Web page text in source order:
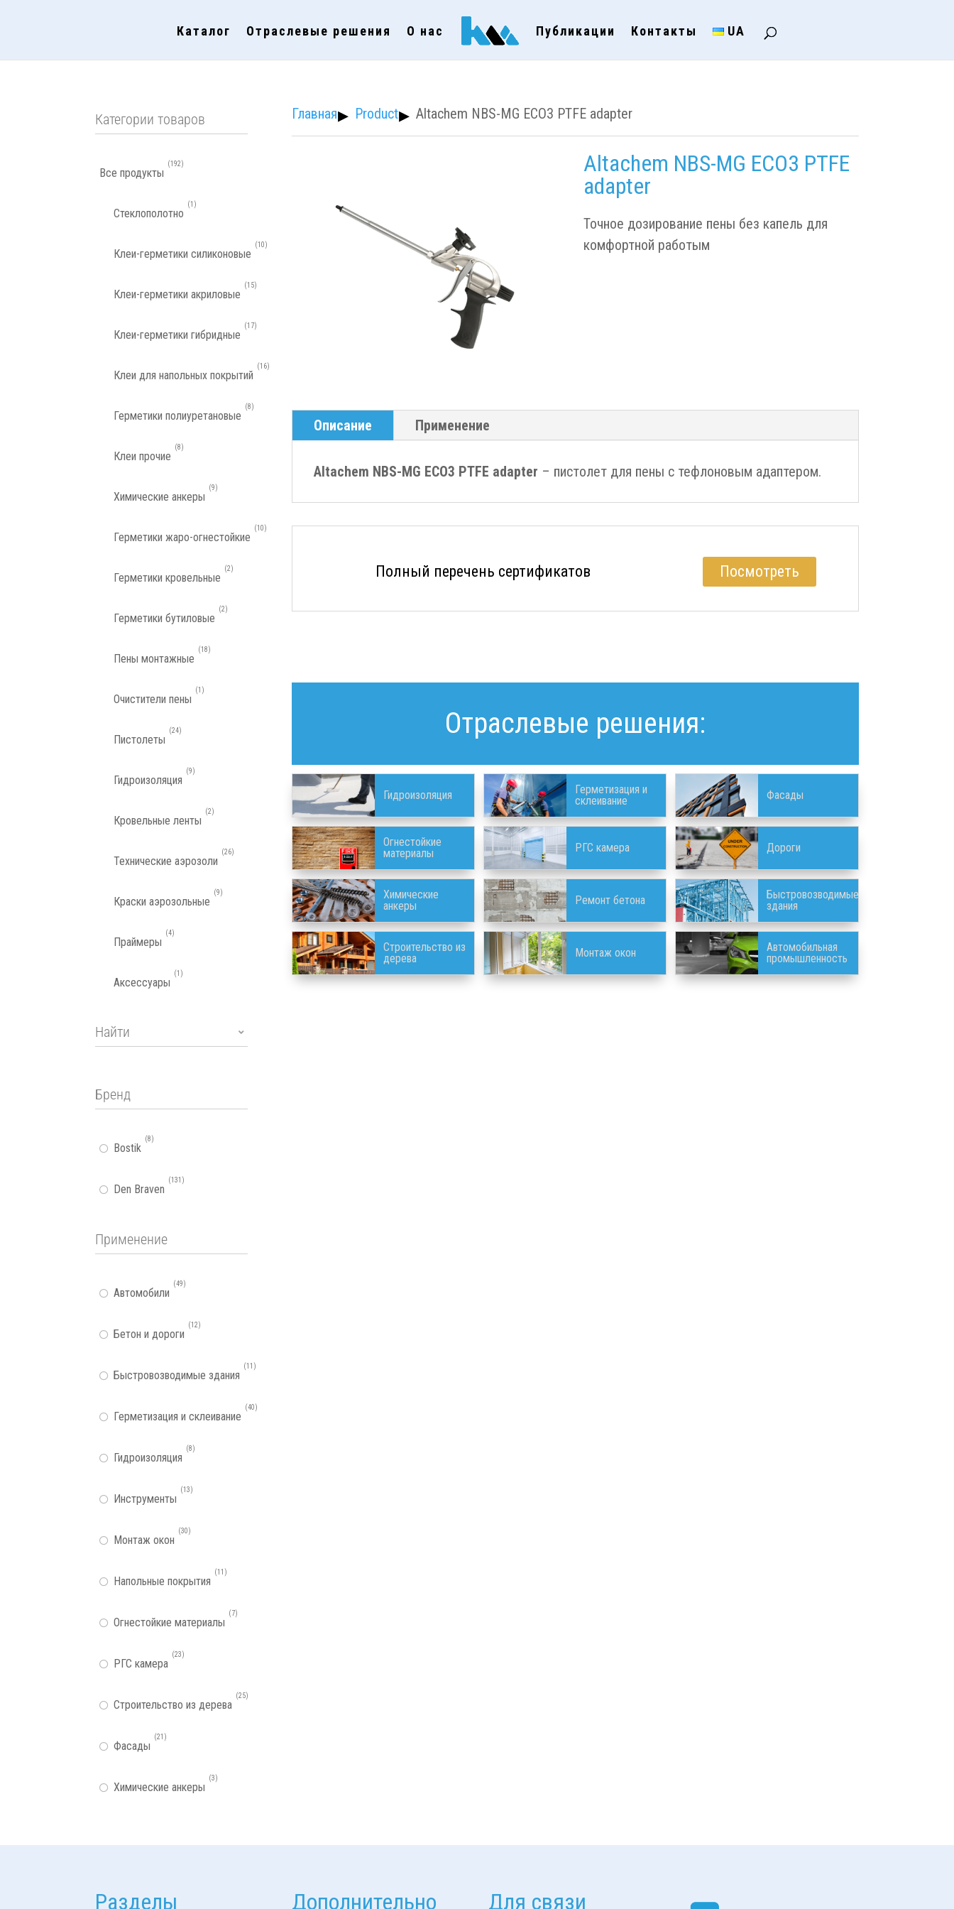
Каталог Отраслевые решения О нас Публикации Контакты UA
Product Altachem NBS-MG ECO3 PTFE adapter
Altachem NBS-MG ECO3 PTFE
adapter
Точное дозирование пены без капель для
комфортной работым
Описание Применение
Altachem NBS-MG ECO3 PTFE adapter – пистолет для пены с тефлоновым адаптером.
Полный перечень сертификатов Посмотреть
Отраслевые решения:
Гидроизоляция
Герметизация и
склеивание
Фасады
Огнестойкие
материалы
РГС камера Дороги
Химические
анкеры
Ремонт бетона
Быстровозводимые
здания
Строительство из
дерева
Монтаж окон
Автомобильная
промышленность
Все продукты
192
Стеклополотно
1
Клеи-герметики силиконовые
10
Клеи-герметики акриловые
15
Клеи-герметики гибридные
17
Клеи для напольных покрытий
16
Герметики полиуретановые
8
Клеи прочие
8
Химические анкеры
9
Герметики жаро-огнестойкие
10
Герметики кровельные
2
Герметики бутиловые
2
Пены монтажные
18
Очистители пены
1
Пистолеты
24
Гидроизоляция
9
Кровельные ленты
2
Технические аэрозоли
26
Краски аэрозольные
9
Праймеры
4
Аксессуары
1
Bostik
8
Den Braven
131
Автомобили
49
Бетон и дороги
12
Быстровозводимые здания
11
Герметизация и склеивание
40
Гидроизоляция
8
Инструменты
13
Монтаж окон
30
Напольные покрытия
11
Огнестойкие материалы
7
РГС камера
23
Строительство из дерева
25
Фасады
21
Химические анкеры
3
Разделы Дополнительно Для связи